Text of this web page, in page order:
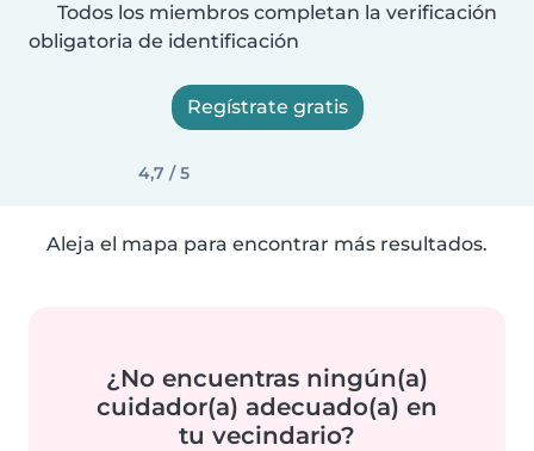
Todos los miembros completan la verificación
obligatoria de identificación
Regístrate gratis
4,7 / 5
Aleja el mapa para encontrar más resultados.
¿No encuentras ningún(a)
cuidador(a) adecuado(a) en
tu vecindario?